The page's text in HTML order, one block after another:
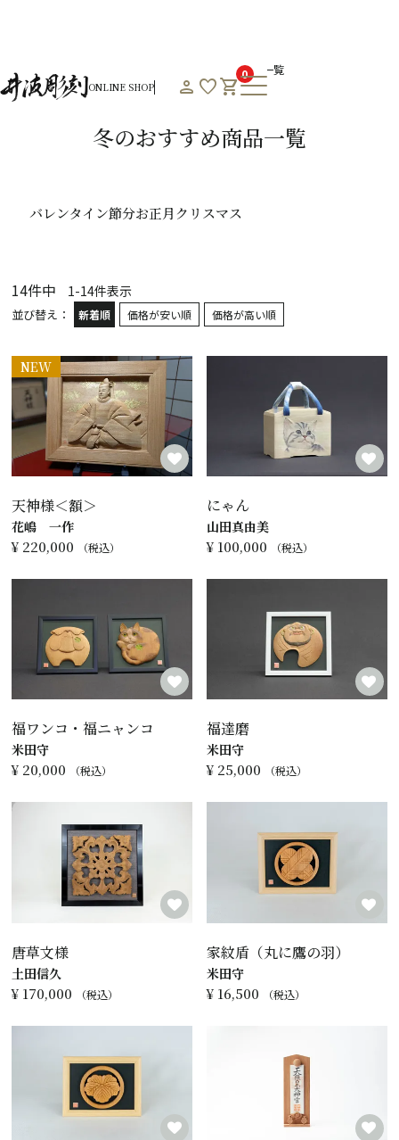
ONLINE SHOP person favoriteshopping_cart
0
HOME 冬のおすすめ商品一覧
冬のおすすめ商品一覧
バレンタイン節分お正月クリスマス
並び替え 新着順 価格が安い順 価格が高い順
14件中 1-14件表示
NEW
天神様＜額＞
¥ 220,000 税込
花嶋 一作
にゃん
¥ 100,000 税込
山田真由美
福ワンコ・福ニャンコ
¥ 20,000 税込
米田守
福達磨
¥ 25,000 税込
米田守
唐草文様
¥ 170,000 税込
土田信久
家紋盾（丸に鷹の羽）
¥ 16,500 税込
米田守